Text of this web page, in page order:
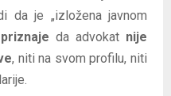
da je „izložena javnom
da advokat nije
, niti na svom profilu, niti